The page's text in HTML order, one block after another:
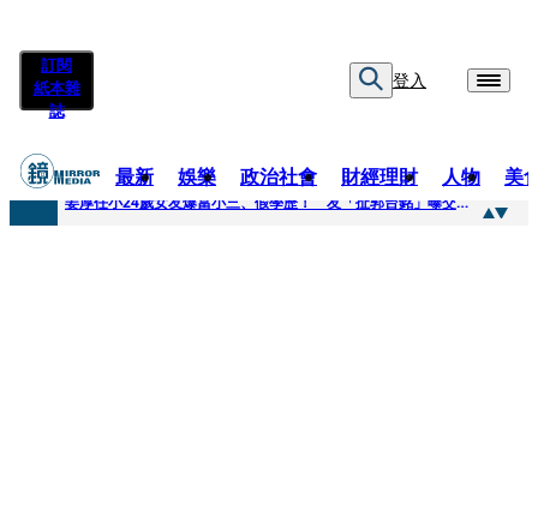
訂閱
紙本雜
誌
登入
最新 娛樂 政治社會 財經理財 人物 美
快訊
姜厚任小24歲女友爆當小三、假學歷！ 友「扯郭台銘」曝交往內幕：我們又不像他